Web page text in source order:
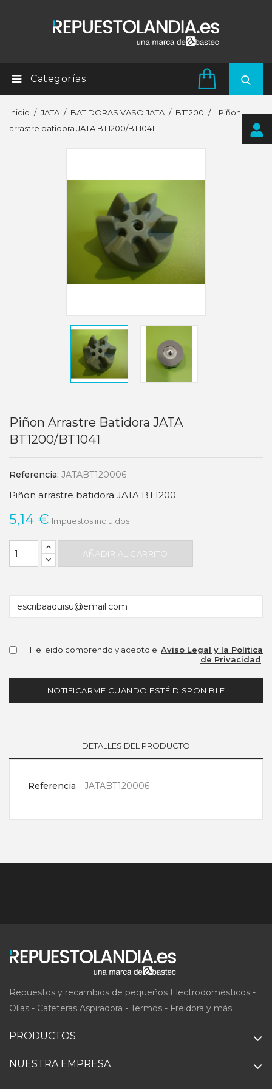
Categorías
Inicio JATA BATIDORAS VASO JATA BT1200
Piñon
arrastre batidora JATA BT1200/BT1041
Piñon Arrastre Batidora JATA
BT1200/BT1041
Referencia: JATABT120006
Piñon arrastre batidora JATA BT1200
5,14 € Impuestos incluidos
AÑADIR AL CARRITO
He leido comprendo y acepto el Aviso Legal y la Politica
de Privacidad
NOTIFICARME CUANDO ESTÉ DISPONIBLE
DETALLES DEL PRODUCTO
Referencia JATABT120006
Repuestos y recambios de pequeños Electrodomésticos -
Ollas - Cafeteras Aspiradora - Termos - Freidora y más
PRODUCTOS
NUESTRA EMPRESA